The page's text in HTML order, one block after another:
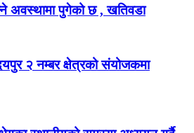
अवस्थामा पुगेको छ , खतिवडा
२ नम्बर क्षेत्रको संयोजकमा